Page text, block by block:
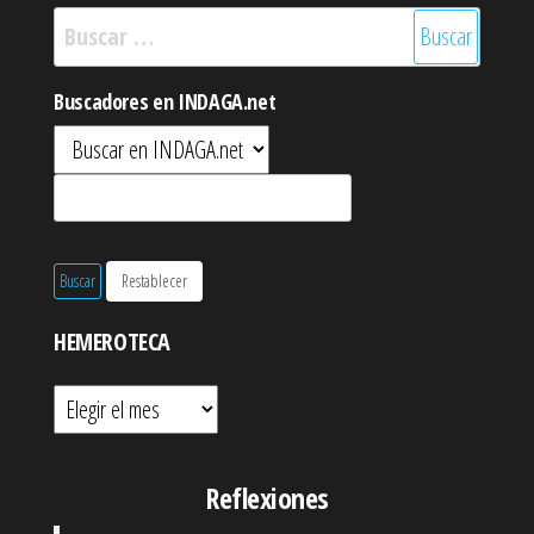
Buscar:
Buscadores en INDAGA.net
HEMEROTECA
Hemeroteca
Reflexiones